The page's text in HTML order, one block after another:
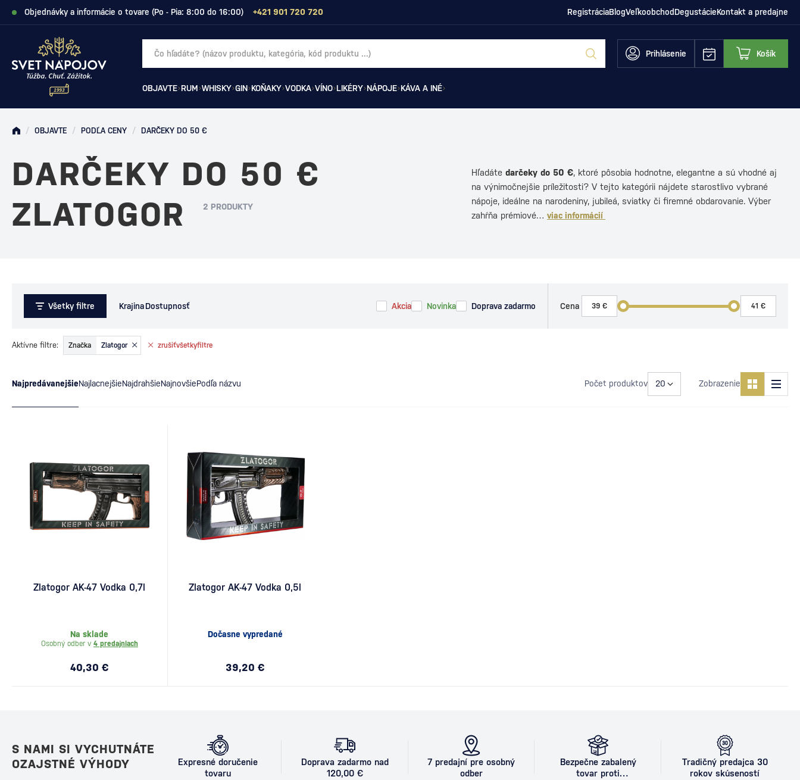
Objednávky a informácie o tovare (Po - Pia: 8:00 do 16:00) +421 901 720 720 RegistráciaBlogVeľkoobchodDegustácieKontakt a predajne
Prihlásenie Košík
OBJAVTE RUM WHISKY GIN KOŇAKY VODKA VÍNO LIKÉRY NÁPOJE KÁVA A INÉ
/ OBJAVTE / PODĽA CENY / DARČEKY DO 50 €
DARČEKY DO 50 €
ZLATOGOR
2 PRODUKTY
Hľadáte darčeky do 50 €, ktoré pôsobia hodnotne, elegantne a sú vhodné aj
na výnimočnejšie príležitosti? V tejto kategórii nájdete starostlivo vybrané
nápoje, ideálne na narodeniny, jubileá, sviatky či firemné obdarovanie. Výber
zahŕňa prémiové… viac informácií
Všetky filtre KrajinaDostupnosť Akcia Novinka Doprava zadarmo Cena
NajpredávanejšieNajlacnejšieNajdrahšieNajnovšiePodľa názvu Počet produktov Zobrazenie
zrušiťvšetkyfiltre
Aktívne filtre: Značka Zlatogor
Zlatogor AK-47 Vodka 0,7l
Na sklade
Osobný odber v 4 predajniach
40,30 €
Zlatogor AK-47 Vodka 0,5l
Dočasne vypredané
39,20 €
S NAMI SI VYCHUTNÁTE
OZAJSTNÉ VÝHODY
Expresné doručenie
tovaru
Doprava zadarmo nad
120,00 €
7 predajní pre osobný
odber
Bezpečne zabalený
tovar proti
Tradičný predajca 30
rokov skúseností